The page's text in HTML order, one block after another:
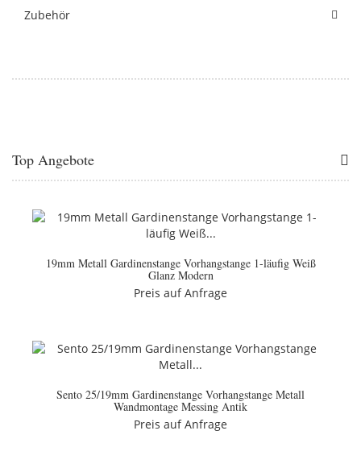
Zubehör
Top Angebote
19mm Metall Gardinenstange Vorhangstange 1-läufig Weiß
Glanz Modern
Preis auf Anfrage
Sento 25/19mm Gardinenstange Vorhangstange Metall
Wandmontage Messing Antik
Preis auf Anfrage